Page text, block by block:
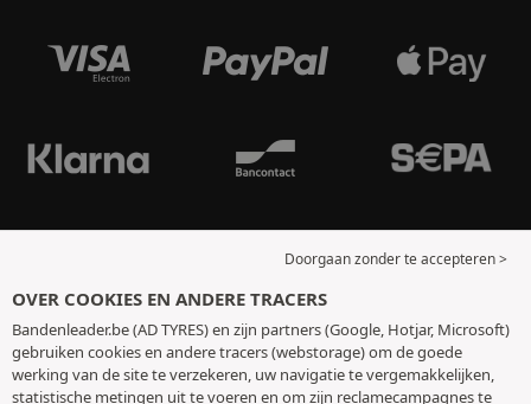
Doorgaan zonder te accepteren >
OVER COOKIES EN ANDERE TRACERS
Bandenleader.be (AD TYRES) en zijn partners (Google, Hotjar, Microsoft)
gebruiken cookies en andere tracers (webstorage) om de goede
werking van de site te verzekeren, uw navigatie te vergemakkelijken,
statistische metingen uit te voeren en om zijn reclamecampagnes te